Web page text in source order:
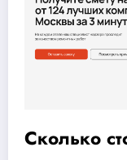
Сколько